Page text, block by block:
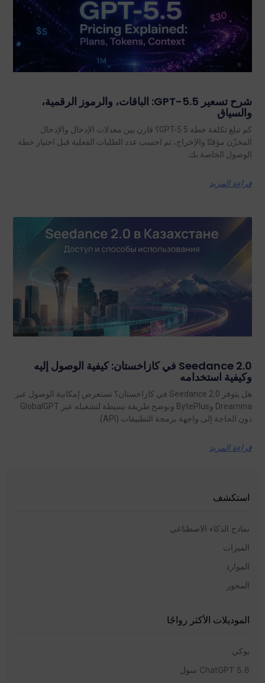
شرح تسعير GPT-5.5: الباقات، والرموز الرقمية،
والسياق
كم تبلغ تكلفة خطة GPT-5.5؟ قارن بين معدلات الإدخال والإدخال
المخزّن مؤقتًا والإخراج، ثم احسب عدد الطلبات الفعلية قبل اختيار خطة
الوصول الخاصة بك.
قراءة المزيد
Seedance 2.0 في كازاخستان: كيفية الوصول إليه
وكيفية استخدامه
هل يتوفر Seedance 2.0 في كازاخستان؟ نستعرض إمكانية الوصول عبر
Dreamina وBytePlus ونوضح طريقة بسيطة لتشغيله عبر GlobalGPT
دون الحاجة إلى واجهة برمجة التطبيقات (API).
قراءة المزيد
استكشف
نماذج الذكاء الاصطناعي
الميزات
الموارد
المحور
الموديلات الأكثر رواجًا
يوكي
ChatGPT 5.6 سول